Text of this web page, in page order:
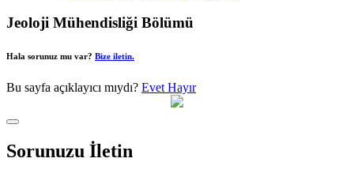
Jeoloji Mühendisliği Bölümü
Hala sorunuz mu var? Bize iletin.
Bu sayfa açıklayıcı mıydı? Evet Hayır
Sorunuzu İletin